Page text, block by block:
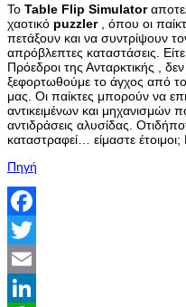
Το Table Flip Simulator
χαοτικό puzzler, όπου οι
πετάξουν και να συντρίψουν
απρόβλεπτες καταστάσεις.
Πρόεδροι της Ανταρκτικής ,
ξεφορτωθούμε το άγχος από
μας. Οι παίκτες μπορούν να
αντικειμένων και μηχανισμών
αντιδράσεις αλυσίδας.
καταστραφεί… είμαστε
Πηγή
Facebook
Twitter
Email